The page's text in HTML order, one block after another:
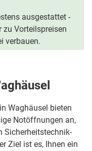
ausgestattet -
zu Vorteilspreisen
verbauen.
Waghäusel bieten
Notöffnungen an,
Sicherheitstechnik-
Ziel ist es, Ihnen ein